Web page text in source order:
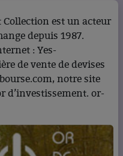
Collection est un acteur
depuis 1987.
: Yes-
de vente de devises
notre site
d’investissement. or-